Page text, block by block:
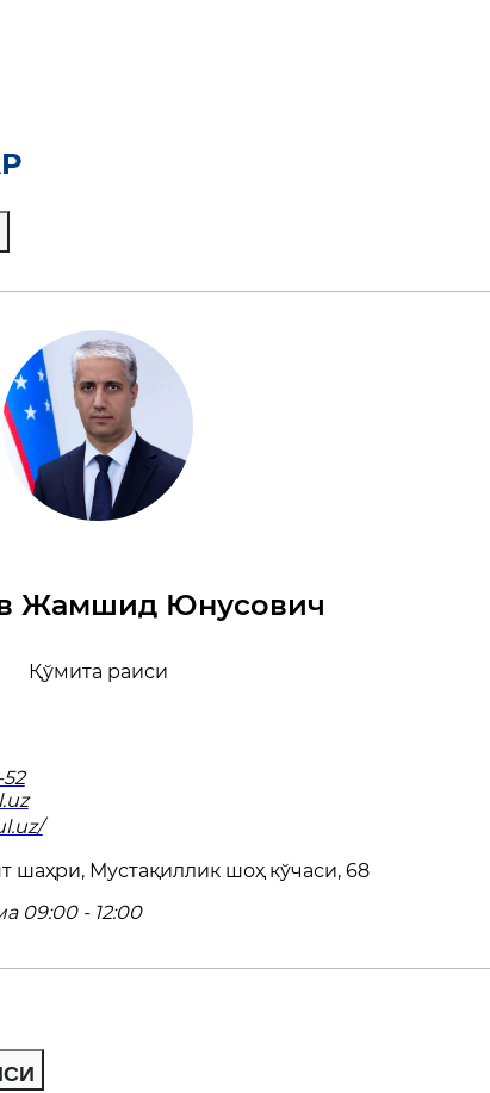
Жамшид Юнусович
Қўмита раиси
шаҳри, Мустақиллик шоҳ кўчаси, 68
09:00 - 12:00